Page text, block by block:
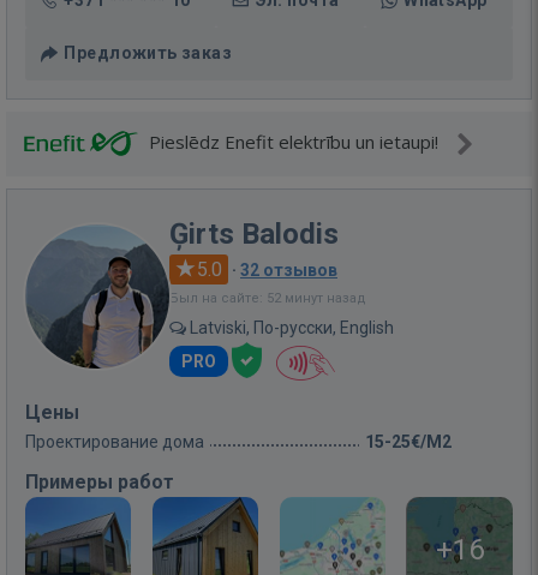
Предложить заказ
Pieslēdz Enefit elektrību un ietaupi!
Ģirts Balodis
5.0 · 32 отзывов
Был на сайте: 52 минут назад
Latviski, По-русски, English
PRO
Цены
Проектирование дома 15-25€/M2
Примеры работ
+16